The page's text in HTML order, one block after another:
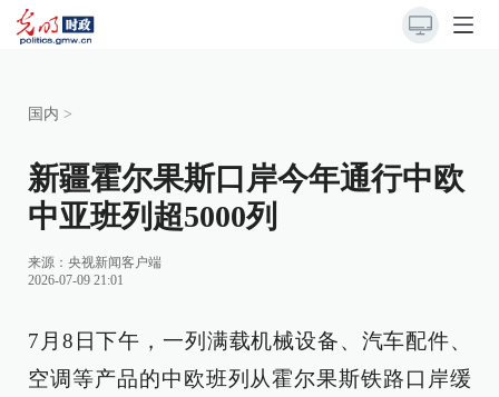
国内 >
新疆霍尔果斯口岸今年通行中欧
中亚班列超5000列
来源：央视新闻客户端
2026-07-09 21:01
7月8日下午，一列满载机械设备、汽车配件、
空调等产品的中欧班列从霍尔果斯铁路口岸缓